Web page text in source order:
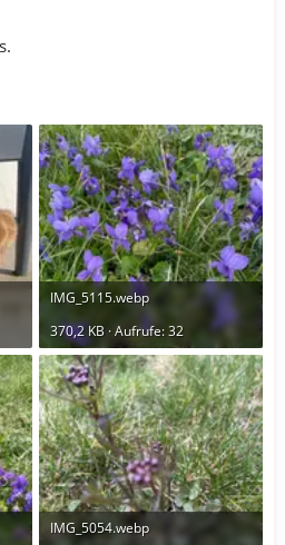
IMG_5115.webp
370,2 KB · Aufrufe: 32
IMG_5054.webp